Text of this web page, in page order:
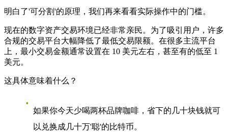
明白了'可分割'的原理，我们再来看看实际操作中的门槛。
现在的数字资产交易环境已经非常亲民。为了吸引用户，许多
合规的交易平台大幅降低了最低交易限额。在很多主流平台
上，最小交易金额通常设置在 10 美元左右，甚至有的低至 1
美元。
这具体意味着什么？
如果你今天少喝两杯品牌咖啡，省下的几十块钱就可
以兑换成几十万'聪'的比特币。